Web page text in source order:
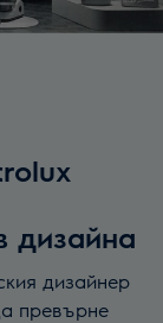
дизайна
превърне